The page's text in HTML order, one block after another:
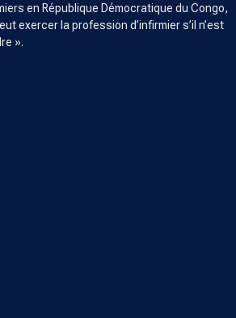
en République Démocratique du Congo,
exercer la profession d’infirmier s’il n’est
».